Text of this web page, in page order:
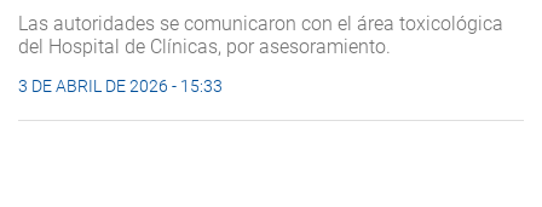
Las autoridades se comunicaron con el área toxicológica
del Hospital de Clínicas, por asesoramiento.
3 DE ABRIL DE 2026 - 15:33